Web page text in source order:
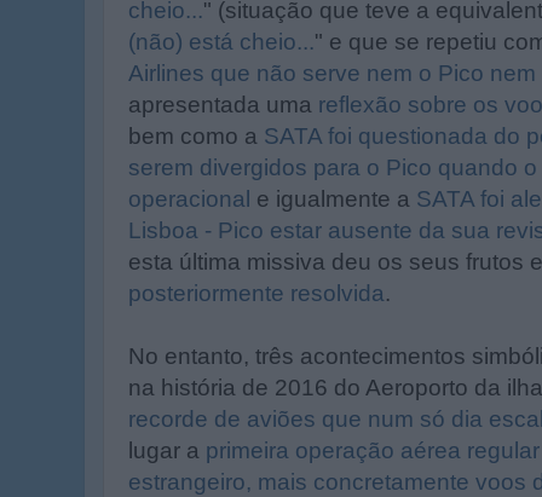
cheio..." (situação que teve a
(não) está cheio..." e que se repetiu
Airlines que não serve nem o Pico nem
apresentada uma reflexão sobre os
bem como a SATA foi questionada do
serem divergidos para o Pico quando
operacional e igualmente a SATA foi
Lisboa - Pico estar ausente da sua
esta última missiva deu os seus frutos
posteriormente resolvida.
No entanto, três acontecimentos
na história de 2016 do Aeroporto da
recorde de aviões que num só dia
lugar a primeira operação aérea
estrangeiro, mais concretamente voos